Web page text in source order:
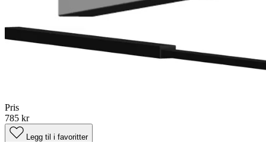
Pris
785 kr
Legg til i favoritter